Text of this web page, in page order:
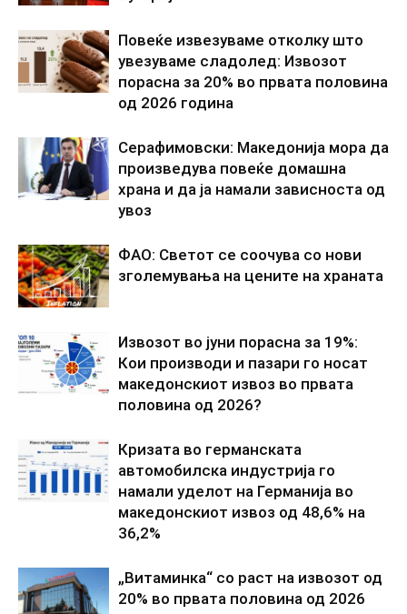
Повеќе извезуваме отколку што
увезуваме сладолед: Извозот
порасна за 20% во првата половина
од 2026 година
Серафимовски: Македонија мора да
произведува повеќе домашна
храна и да ја намали зависноста од
увоз
ФАО: Светот се соочува со нови
зголемувања на цените на храната
Извозот во јуни порасна за 19%:
Кои производи и пазари го носат
македонскиот извоз во првата
половина од 2026?
Кризата во германската
автомобилска индустрија го
намали уделот на Германија во
македонскиот извоз од 48,6% на
36,2%
„Витаминка“ со раст на извозот од
20% во првата половина од 2026